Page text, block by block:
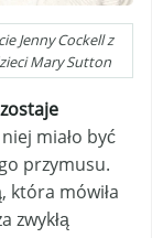
Jenny Cockell z
Mary Sutton
miało być
przymusu.
która mówiła
zwykłą